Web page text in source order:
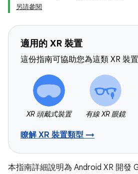
另請參閱
適用的 XR 裝置
這份指南可協助您為這類 XR 裝置
XR 頭戴式裝置 有線 XR 眼鏡
瞭解 XR 裝置類型 →
本指南詳細說明為 Android XR 開發